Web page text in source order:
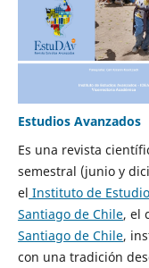
Estudios Avanzados
Es una revista
semestral (junio y
el Instituto de
Santiago de Chile, el
Santiago de Chile,
con una tradición